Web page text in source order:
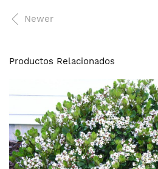
Newer
Productos Relacionados